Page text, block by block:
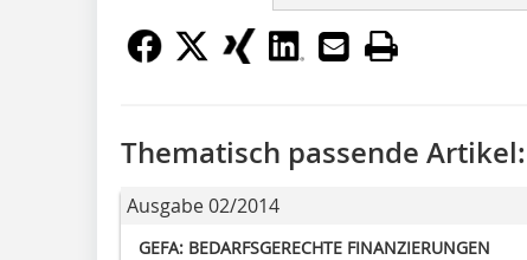
Thematisch passende Artikel:
Ausgabe 02/2014
GEFA: BEDARFSGERECHTE FINANZIERUNGEN